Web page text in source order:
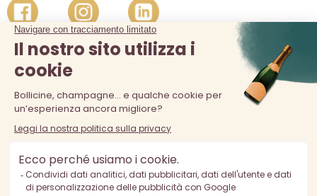
La vendita di alcolici è vietata ai minori di 18 anni. L'abuso di